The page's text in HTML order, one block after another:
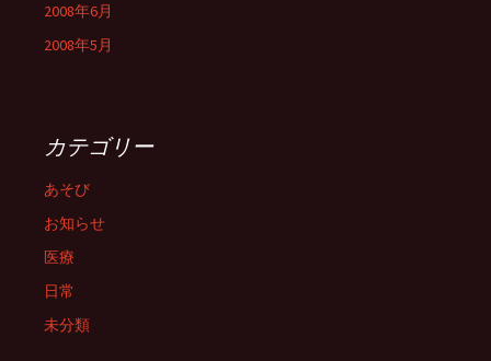
2008年6月
2008年5月
カテゴリー
あそび
お知らせ
医療
日常
未分類